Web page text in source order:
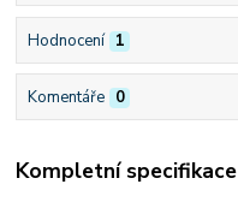
Hodnocení 1
Komentáře 0
Kompletní specifikace